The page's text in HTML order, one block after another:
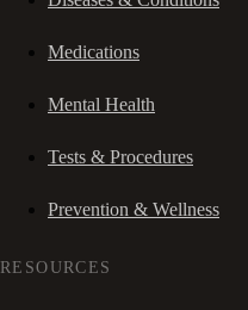
Medications
Mental Health
Tests & Procedures
Prevention & Wellness
RESOURCES